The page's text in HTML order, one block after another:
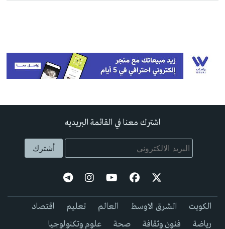
اشترك معنا في القائمة البريديه
الكويت الشرق الاوسط العالم تعليم
اقتصاد
رياضة
فنون وثقافة صحة علوم وتكنولوجيا